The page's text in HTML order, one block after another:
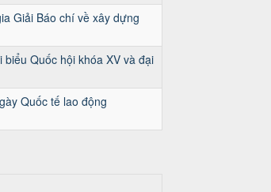
Giải Báo chí về xây dựng
Quốc hội khóa XV và đại
Quốc tế lao động